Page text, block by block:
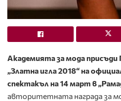
Академията за мода присъди
„Златна игла 2018“ на
спектакъл на 14 март в
авторитетната награда за